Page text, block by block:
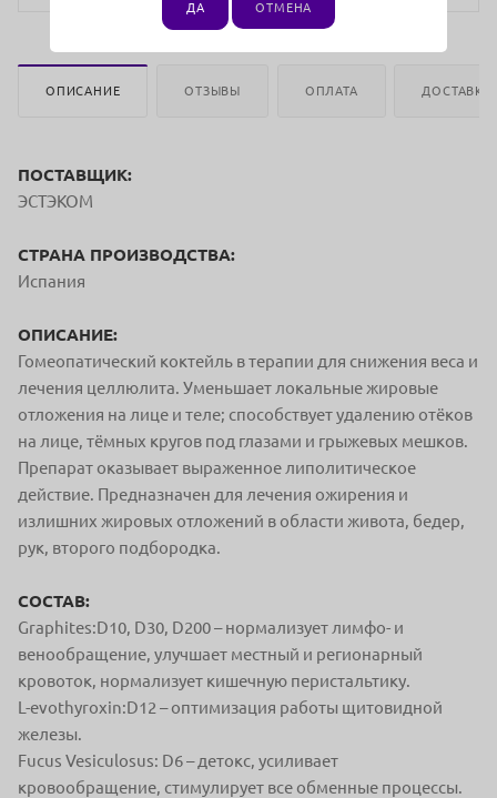
ОПИСАНИЕ ОТЗЫВЫ ОПЛАТА ДОСТАВКА
ПОСТАВЩИК:
ЭСТЭКОМ
СТРАНА ПРОИЗВОДСТВА:
Испания
ОПИСАНИЕ:
Гомеопатический коктейль в терапии для снижения веса и
лечения целлюлита. Уменьшает локальные жировые
отложения на лице и теле; способствует удалению отёков
на лице, тёмных кругов под глазами и грыжевых мешков.
Препарат оказывает выраженное липолитическое
действие. Предназначен для лечения ожирения и
излишних жировых отложений в области живота, бедер,
рук, второго подбородка.
СОСТАВ:
Graphites:D10, D30, D200 – нормализует лимфо- и
венообращение, улучшает местный и регионарный
кровоток, нормализует кишечную перистальтику.
L-evothyroxin:D12 – оптимизация работы щитовидной
железы.
Fucus Vesiculosus: D6 – детокс, усиливает
кровообращение, стимулирует все обменные процессы.
ДА ОТМЕНА